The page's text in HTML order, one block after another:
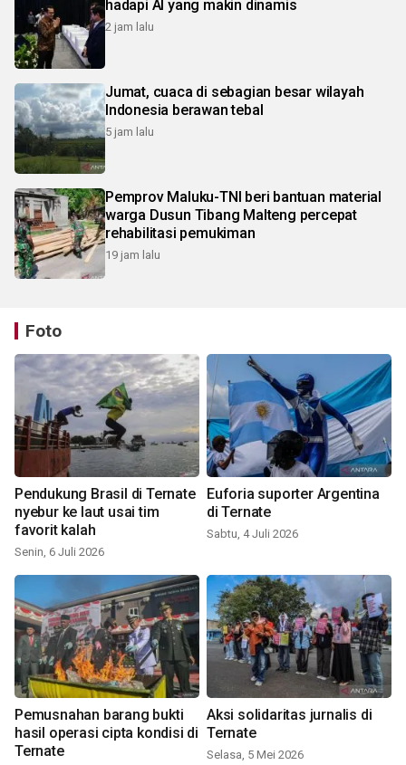
hadapi AI yang makin dinamis
2 jam lalu
Jumat, cuaca di sebagian besar wilayah
Indonesia berawan tebal
5 jam lalu
Pemprov Maluku-TNI beri bantuan material
warga Dusun Tibang Malteng percepat
rehabilitasi pemukiman
19 jam lalu
Foto
Pendukung Brasil di Ternate
nyebur ke laut usai tim
favorit kalah
Senin, 6 Juli 2026
Euforia suporter Argentina
di Ternate
Sabtu, 4 Juli 2026
Pemusnahan barang bukti
hasil operasi cipta kondisi di
Ternate
Aksi solidaritas jurnalis di
Ternate
Selasa, 5 Mei 2026